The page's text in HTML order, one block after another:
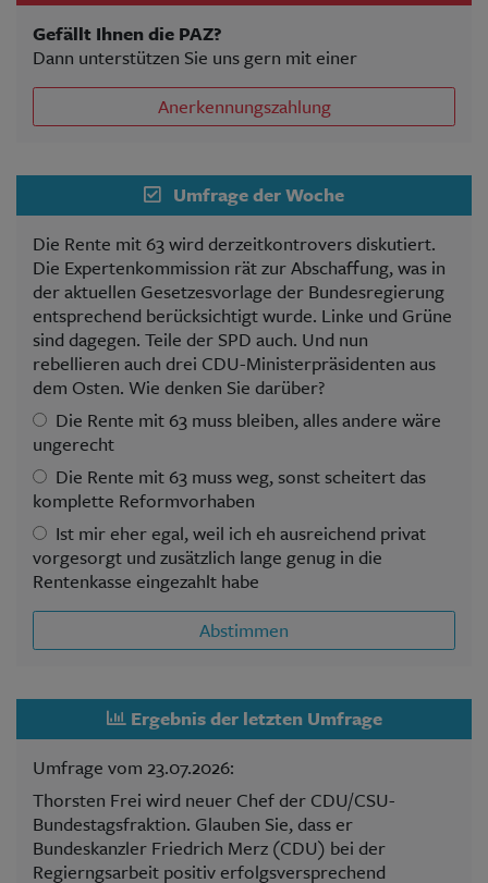
Gefällt Ihnen die PAZ?
Dann unterstützen Sie uns gern mit einer
Anerkennungszahlung
Umfrage der Woche
Die Rente mit 63 wird derzeitkontrovers diskutiert.
Die Expertenkommission rät zur Abschaffung, was in
der aktuellen Gesetzesvorlage der Bundesregierung
entsprechend berücksichtigt wurde. Linke und Grüne
sind dagegen. Teile der SPD auch. Und nun
rebellieren auch drei CDU-Ministerpräsidenten aus
dem Osten. Wie denken Sie darüber?
Die Rente mit 63 muss bleiben, alles andere wäre
ungerecht
Die Rente mit 63 muss weg, sonst scheitert das
komplette Reformvorhaben
Ist mir eher egal, weil ich eh ausreichend privat
vorgesorgt und zusätzlich lange genug in die
Rentenkasse eingezahlt habe
Abstimmen
Ergebnis der letzten Umfrage
Umfrage vom 23.07.2026:
Thorsten Frei wird neuer Chef der CDU/CSU-
Bundestagsfraktion. Glauben Sie, dass er
Bundeskanzler Friedrich Merz (CDU) bei der
Regierngsarbeit positiv erfolgsversprechend